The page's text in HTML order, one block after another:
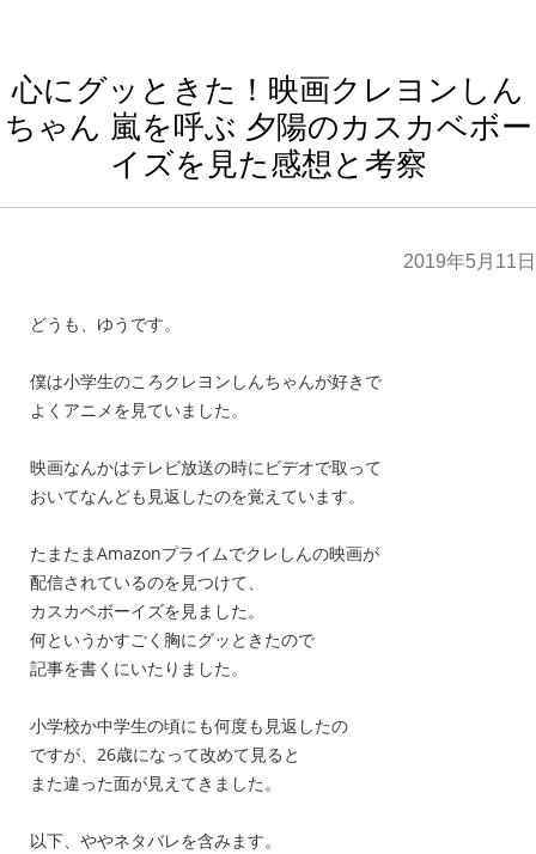
心にグッときた！映画クレヨンしん
ちゃん 嵐を呼ぶ 夕陽のカスカベボー
イズを見た感想と考察
2019年5月11日
どうも、ゆうです。
僕は小学生のころクレヨンしんちゃんが好きで
よくアニメを見ていました。
映画なんかはテレビ放送の時にビデオで取って
おいてなんども見返したのを覚えています。
たまたまAmazonプライムでクレしんの映画が
配信されているのを見つけて、
カスカベボーイズを見ました。
何というかすごく 胸にグッときたので
記事を書くにいたりました。
小学校か中学生の頃にも何度も見返したの
ですが、26歳になって改めて見ると
また違った面が見えてきました。
以下、ややネタバレを含みます。